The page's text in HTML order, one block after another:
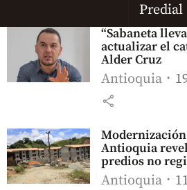
Predial
“Sabaneta
actualizar el
Alder Cruz
Antioquia
share
Antioquia
predios no
Antioquia